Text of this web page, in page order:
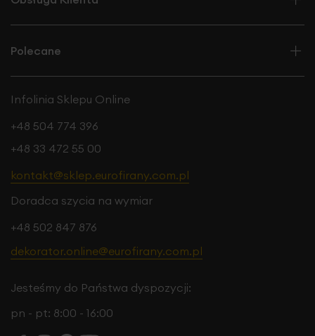
Polecane
Infolinia Sklepu Online
+48 504 774 396
+48 33 472 55 00
kontakt@sklep.eurofirany.com.pl
Doradca szycia na wymiar
+48 502 847 876
dekorator.online@eurofirany.com.pl
Jesteśmy do Państwa dyspozycji:
pn - pt: 8:00 - 16:00